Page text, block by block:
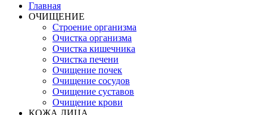
Главная
ОЧИЩЕНИЕ
Строение организма
Очистка организма
Очистка кишечника
Очистка печени
Очищение почек
Очищение сосудов
Очищение суставов
Очищение крови
КОЖА ЛИЦА